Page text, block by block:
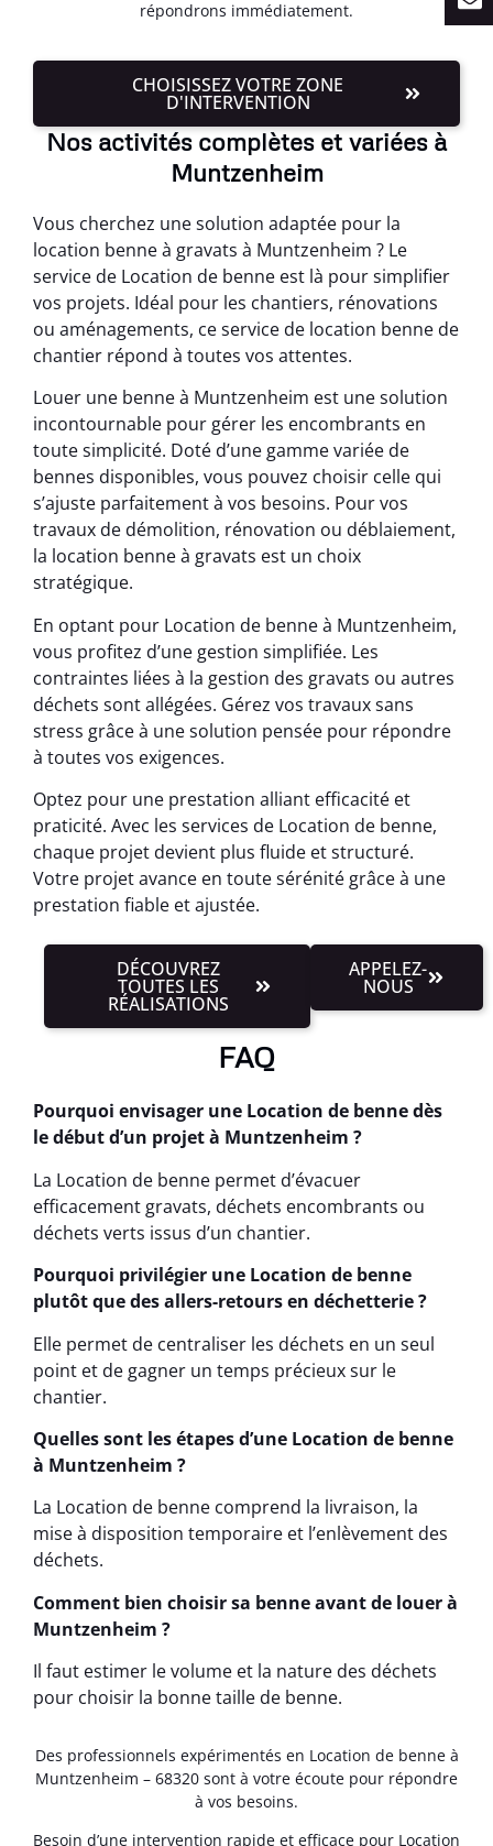
répondrons immédiatement.
CHOISISSEZ VOTRE ZONE
D'INTERVENTION
Nos activités complètes et variées à
Muntzenheim
Vous cherchez une solution adaptée pour la
location benne à gravats à Muntzenheim ? Le
service de Location de benne est là pour simplifier
vos projets. Idéal pour les chantiers, rénovations
ou aménagements, ce service de location benne de
chantier répond à toutes vos attentes.
Louer une benne à Muntzenheim est une solution
incontournable pour gérer les encombrants en
toute simplicité. Doté d’une gamme variée de
bennes disponibles, vous pouvez choisir celle qui
s’ajuste parfaitement à vos besoins. Pour vos
travaux de démolition, rénovation ou déblaiement,
la location benne à gravats est un choix
stratégique.
En optant pour Location de benne à Muntzenheim,
vous profitez d’une gestion simplifiée. Les
contraintes liées à la gestion des gravats ou autres
déchets sont allégées. Gérez vos travaux sans
stress grâce à une solution pensée pour répondre
à toutes vos exigences.
Optez pour une prestation alliant efficacité et
praticité. Avec les services de Location de benne,
chaque projet devient plus fluide et structuré.
Votre projet avance en toute sérénité grâce à une
prestation fiable et ajustée.
DÉCOUVREZ
TOUTES LES
RÉALISATIONS
APPELEZ-
NOUS
FAQ
Pourquoi envisager une Location de benne dès
le début d’un projet à Muntzenheim ?
La Location de benne permet d’évacuer
efficacement gravats, déchets encombrants ou
déchets verts issus d’un chantier.
Pourquoi privilégier une Location de benne
plutôt que des allers-retours en déchetterie ?
Elle permet de centraliser les déchets en un seul
point et de gagner un temps précieux sur le
chantier.
Quelles sont les étapes d’une Location de benne
à Muntzenheim ?
La Location de benne comprend la livraison, la
mise à disposition temporaire et l’enlèvement des
déchets.
Comment bien choisir sa benne avant de louer à
Muntzenheim ?
Il faut estimer le volume et la nature des déchets
pour choisir la bonne taille de benne.
Des professionnels expérimentés en Location de benne à
Muntzenheim – 68320 sont à votre écoute pour répondre
à vos besoins.
Besoin d’une intervention rapide et efficace pour Location